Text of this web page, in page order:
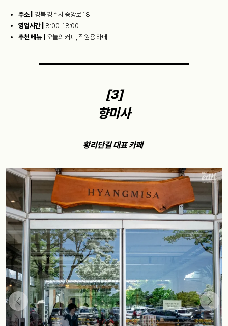
주소 | 경북 경주시 중앙로 18
영업시간 | 8:00-18:00
추천 메뉴 |
오늘의 커피, 직원용 라떼
[3]
향미사
황리단길 대표 카페